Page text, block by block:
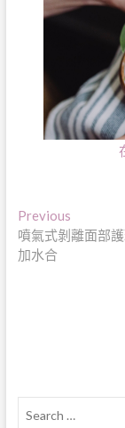
文
章
PreviousPrevious
post:
噴氣式剝離面部
加水合